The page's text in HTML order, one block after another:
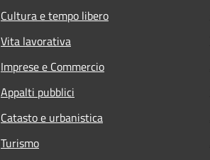
Cultura e tempo libero
Vita lavorativa
Imprese e Commercio
Appalti pubblici
Catasto e urbanistica
Turismo